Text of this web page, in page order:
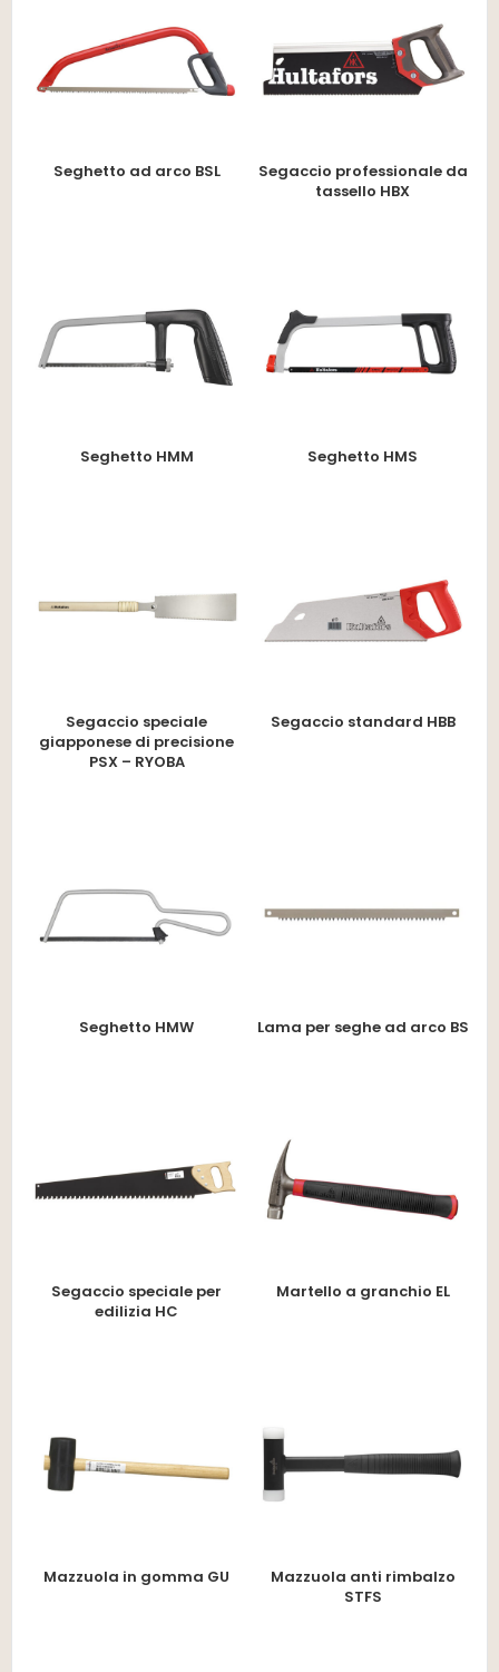
Seghetto ad arco BSL
Segaccio professionale da
tassello HBX
Seghetto HMM Seghetto HMS
Segaccio speciale
giapponese di precisione
PSX – RYOBA
Segaccio standard HBB
Seghetto HMW Lama per seghe ad arco BS
Segaccio speciale per
edilizia HC
Martello a granchio EL
Mazzuola in gomma GU
Mazzuola anti rimbalzo
STFS